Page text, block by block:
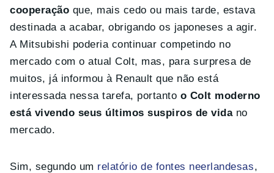
cooperação que, mais cedo ou mais tarde, estava
destinada a acabar, obrigando os japoneses a agir.
A Mitsubishi poderia continuar competindo no
mercado com o atual Colt, mas, para surpresa de
muitos, já informou à Renault que não está
interessada nessa tarefa, portanto o Colt moderno
está vivendo seus últimos suspiros de vidano
mercado.
Sim, segundo um relatório de fontes neerlandesas,